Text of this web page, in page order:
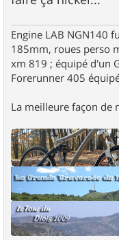
Engine LAB NGN140
185mm, roues perso
xm 819 ; équipé d'un
Forerunner 405
La meilleure façon de